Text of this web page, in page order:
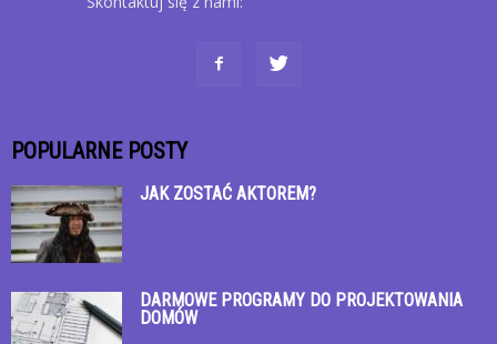
POPULARNE POSTY
JAK ZOSTAĆ AKTOREM?
DARMOWE PROGRAMY DO PROJEKTOWANIA
DOMÓW